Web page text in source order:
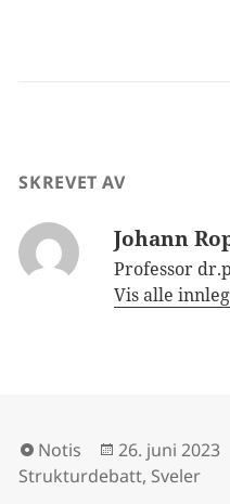
SKREVET AV
Johann
Professor
Vis alle
Format
Notis Publisert
26. juni 2023
Strukturdebatt, Sveler